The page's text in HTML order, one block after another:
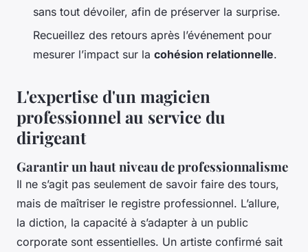
sans tout dévoiler, afin de préserver la surprise.
Recueillez des retours après l’événement pour
mesurer l’impact sur la cohésion relationnelle.
L'expertise d'un magicien
professionnel au service du
dirigeant
Garantir un haut niveau de professionnalisme
Il ne s’agit pas seulement de savoir faire des tours,
mais de maîtriser le registre professionnel. L’allure,
la diction, la capacité à s’adapter à un public
corporate sont essentielles. Un artiste confirmé sait